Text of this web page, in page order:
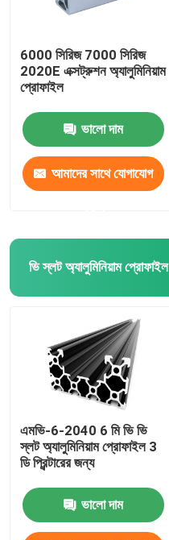
6000 সিরিজ 7000 সিরিজ
2020E এক্সট্রুশন অ্যালুমিনিয়াম
প্রোফাইল
ভালো দাম
আমাদের সাথে যোগাযোগ
ভি স্লট অ্যালুমিনিয়াম প্রোফাইল
এমভি-6-2040 6 মি ভি ভি
স্লট অ্যালুমিনিয়াম প্রোফাইল 3
ডি প্রিন্টারের জন্য
ভালো দাম